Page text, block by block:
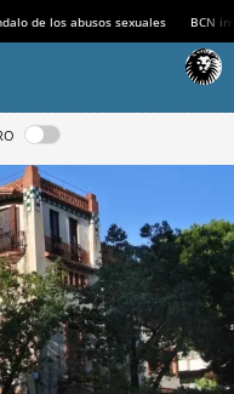
de los abusos sexuales BCN